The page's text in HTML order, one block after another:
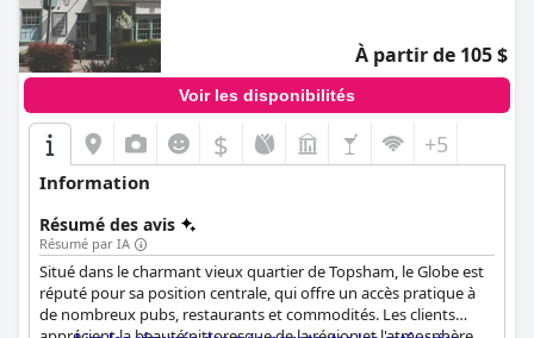
À partir de 105 $
Voir les disponibilités
$ +5
Information
Résumé des avis
Résumé par IA
Situé dans le charmant vieux quartier de Topsham, le Globe est
réputé pour sa position centrale, qui offre un accès pratique à
de nombreux pubs, restaurants et commodités. Les clients